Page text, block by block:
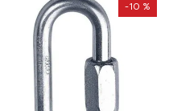
-10 %